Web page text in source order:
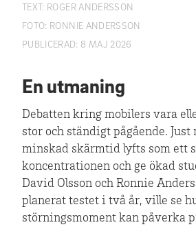
TEXT: ROGER ANDERSSON
FOTO: RONNIE ANDERSSON
PUBLICERAD: 8 MAJ 2026
En utmaning
Debatten kring mobilers vara
stor och ständigt pågående.
minskad skärmtid lyfts som ett
koncentrationen och ge ökad
David Olsson och Ronnie
planerat testet i två år, ville se
störningsmoment kan påverka